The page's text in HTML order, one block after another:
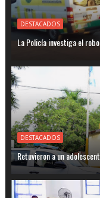
DESTACADOS
La Policía investiga el
DESTACADOS
Retuvieron a un